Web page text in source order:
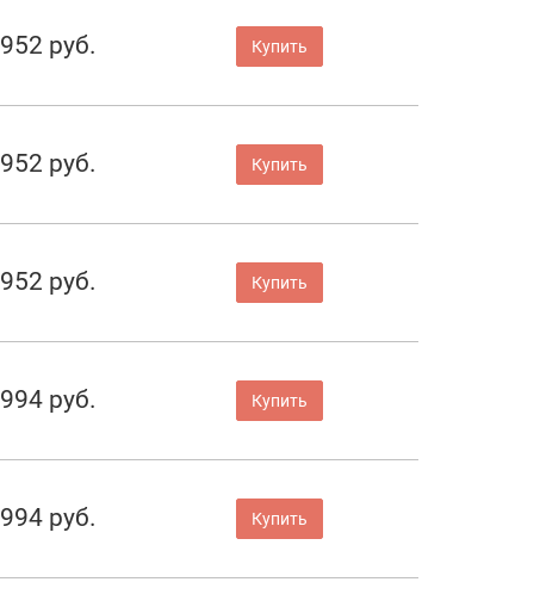
952 руб. Купить
952 руб. Купить
952 руб. Купить
994 руб. Купить
994 руб. Купить